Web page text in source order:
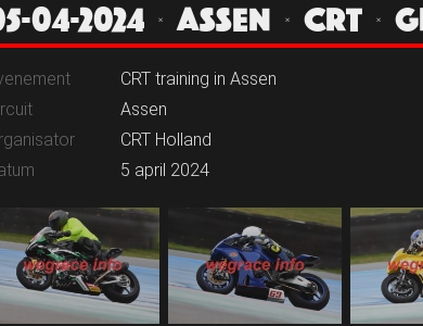
04-2024 | ASSEN | CRT |
CRT training in Assen
Assen
CRT Holland
5 april 2024